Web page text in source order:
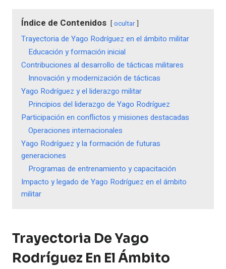
Índice de Contenidos ocultar
Trayectoria de Yago Rodríguez en el ámbito militar
Educación y formación inicial
Contribuciones al desarrollo de tácticas militares
Innovación y modernización de tácticas
Yago Rodríguez y el liderazgo militar
Principios del liderazgo de Yago Rodríguez
Participación en conflictos y misiones destacadas
Operaciones internacionales
Yago Rodríguez y la formación de futuras
generaciones
Programas de entrenamiento y capacitación
Impacto y legado de Yago Rodríguez en el ámbito
militar
Trayectoria De Yago
Rodríguez En El Ámbito